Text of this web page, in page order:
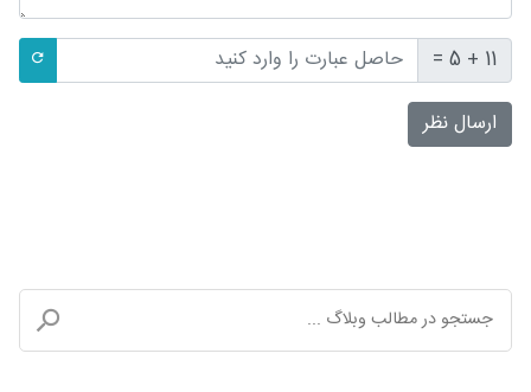
11 + 5 =
ارسال نظر